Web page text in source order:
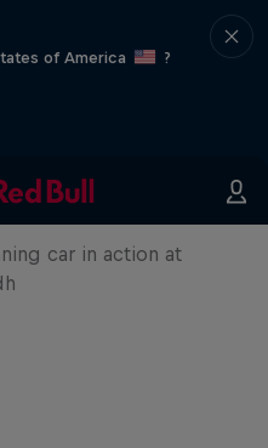
of America
?
to India
car in action at